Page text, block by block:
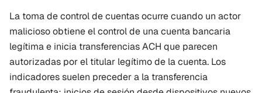
La toma de control de cuentas ocurre cuando un actor
malicioso obtiene el control de una cuenta bancaria
legítima e inicia transferencias ACH que parecen
autorizadas por el titular legítimo de la cuenta. Los
indicadores suelen preceder a la transferencia